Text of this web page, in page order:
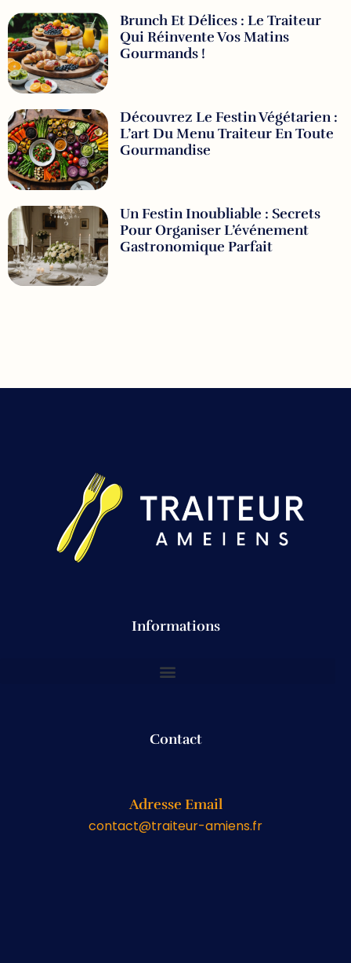
Brunch Et Délices : Le Traiteur
Qui Réinvente Vos Matins
Gourmands !
Découvrez Le Festin Végétarien :
L’art Du Menu Traiteur En Toute
Gourmandise
Un Festin Inoubliable : Secrets
Pour Organiser L’événement
Gastronomique Parfait
Informations
Contact
Adresse Email
contact@traiteur-amiens.fr